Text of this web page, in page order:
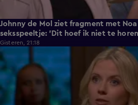
Johnny de Mol ziet fragment met
seksspeeltje: 'Dit hoef ik niet te
Gisteren, 21:18
0:49